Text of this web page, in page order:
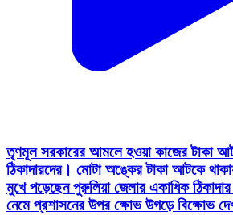
তৃণমূল সরকারের আমলে হওয়া কাজের টাকা
ঠিকাদারদের। মোটা অঙ্কের টাকা আটকে
মুখে পড়েছেন পুরুলিয়া জেলার একাধিক
নেমে প্রশাসনের উপর ক্ষোভ উগড়ে বিক্ষোভ